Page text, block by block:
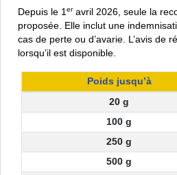
Depuis le 1 eravril 2026, seule la
proposée. Elle inclut une
cas de perte ou d’avarie. L’avis de
lorsqu’il est disponible.
Poids jusqu’à
20 g
100 g
250 g
500 g